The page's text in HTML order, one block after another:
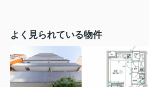
よく見られている物件